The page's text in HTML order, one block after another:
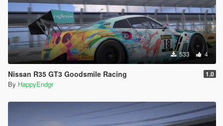
533 4
Nissan R35 GT3 Goodsmile Racing 1.0
By HappyEndgr